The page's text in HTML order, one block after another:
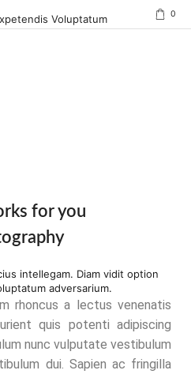
0
Voluptatum
for you
intellegam. Diam vidit option
adversarium.
rhoncus a lectus venenatis
quis potenti adipiscing
nunc vulputate vestibulum
dui. Sapien ac fringilla